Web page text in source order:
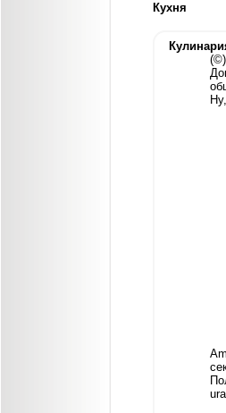
Кухня